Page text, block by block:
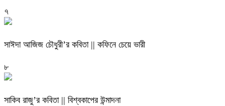
৭
সাঈদা আজিজ চৌধুরী’র কবিতা || কফিনে চেয়ে ভারী
৮
সাকিব রাজু’র কবিতা || বিশ্বকাপের উন্মাদনা